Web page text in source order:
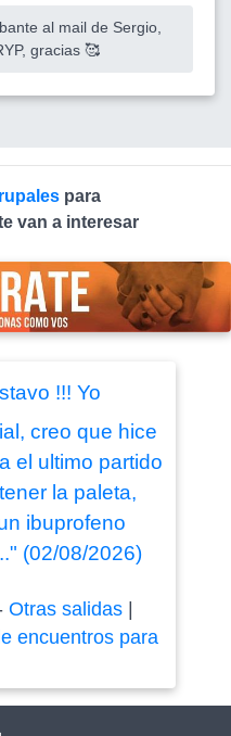
al mail de Sergio,
gracias 🥰
para
van a interesar
!!! Yo
creo que hice
el ultimo partido
la paleta,
ibuprofeno
(02/08/2026)
Otras salidas|
encuentros para